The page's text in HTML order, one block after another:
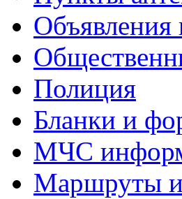
Объявления
Полиция
Бланки и
МЧС
Маршруты и